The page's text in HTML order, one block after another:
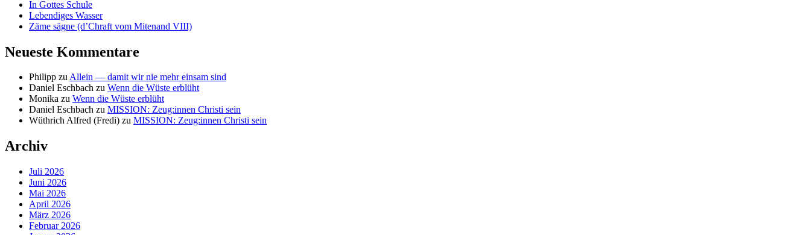
In Gottes Schule
Lebendiges Wasser
Zäme sägne (d’Chraft vom Mitenand VIII)
Neueste Kommentare
Philipp zuAllein — damit wir nie mehr einsam sind
Daniel Eschbach zu Wenn die Wüste erblüht
Monika zu Wenn die Wüste erblüht
Daniel Eschbach zu MISSION: Zeug:innen Christi sein
Wüthrich Alfred (Fredi) zu MISSION: Zeug:innen Christi sein
Archiv
Juli 2026
Juni 2026
Mai 2026
April 2026
März 2026
Februar 2026